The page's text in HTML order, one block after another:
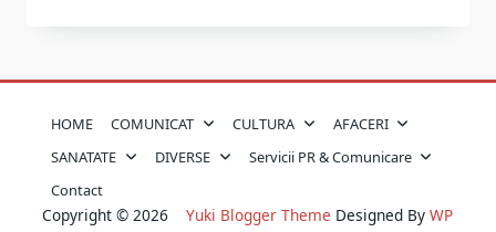
HOME COMUNICAT CULTURA
AFACERI
SANATATE
DIVERSE
Servicii PR & Comunicare
Contact
Copyright © 2026 Yuki Blogger Theme Designed By WP